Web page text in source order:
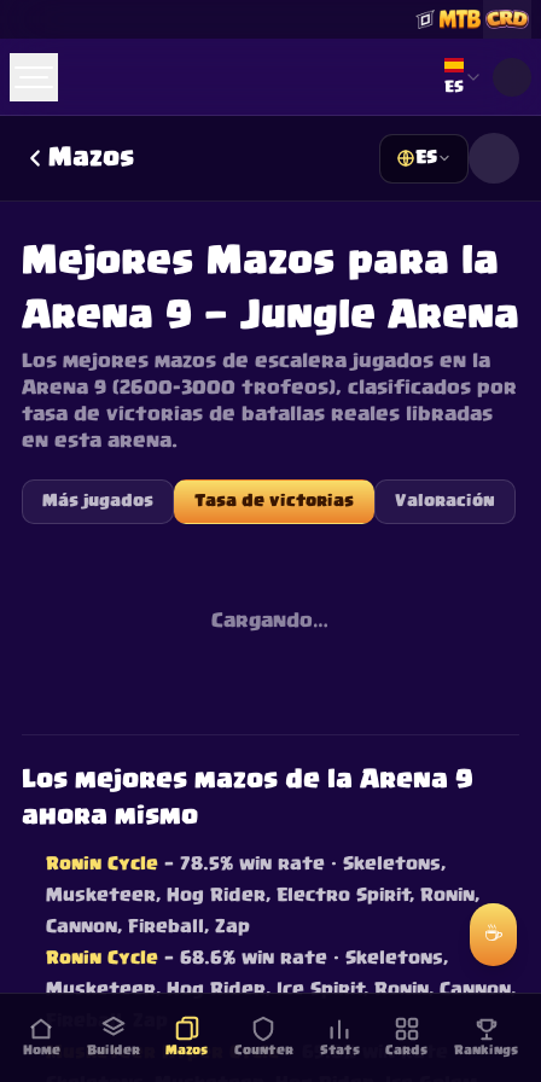
Select
ES
Mazos ES
Mejores Mazos para la
Arena 9 — Jungle Arena
Los mejores mazos de escalera jugados en la
Arena 9 (2600–3000 trofeos), clasificados por
tasa de victorias de batallas reales libradas
en esta arena.
Más jugados Tasa de victorias Valoración
Cargando…
Los mejores mazos de la Arena 9
ahora mismo
Ronin Cycle — 78.5% win rate · Skeletons,
Musketeer, Hog Rider, Electro Spirit, Ronin,
Cannon, Fireball, Zap
Ronin Cycle — 68.6% win rate · Skeletons,
Musketeer, Hog Rider, Ice Spirit, Ronin, Cannon,
Fireball, Zap
Musketeer Hyper Cycle— 65.8% win rate
·
Home Builder Mazos Counter Stats Cards Rankings
Unirse a Discord
Guides
FAQAboutContactPrivacyTerms
© 2026 ClashRoyaleDeck.com Todos los Derechos Reservados
This content is not affiliated with, endorsed, sponsored, or
specifically approved by Supercell and Supercell is not
responsible for it. For more information see Supercell's Fan
Content Policy. See our Privacy Policy for additional details.
☕